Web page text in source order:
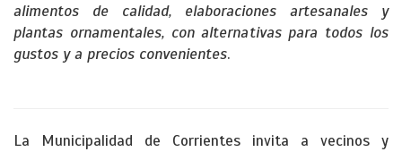
alimentos de calidad, elaboraciones artesanales y
plantas ornamentales, con alternativas para todos los
gustos y a precios convenientes.
La Municipalidad de Corrientes invita a vecinos y